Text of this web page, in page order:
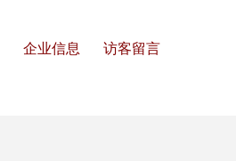
企业信息 访客留言